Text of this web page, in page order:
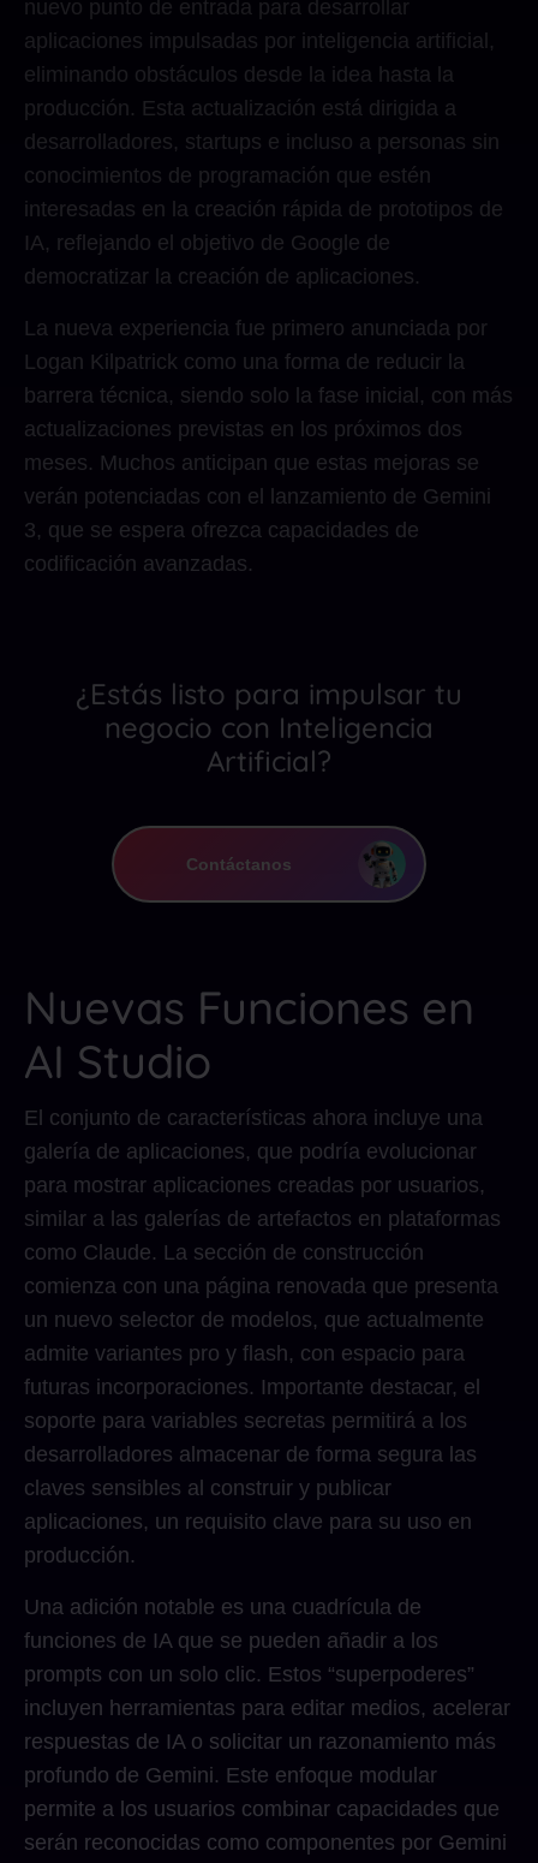
nuevo punto de entrada para desarrollar
aplicaciones impulsadas por inteligencia artificial,
eliminando obstáculos desde la idea hasta la
producción. Esta actualización está dirigida a
desarrolladores, startups e incluso a personas sin
conocimientos de programación que estén
interesadas en la creación rápida de prototipos de
IA, reflejando el objetivo de Google de
democratizar la creación de aplicaciones.
La nueva experiencia fue primero anunciada por
Logan Kilpatrick como una forma de reducir la
barrera técnica, siendo solo la fase inicial, con más
actualizaciones previstas en los próximos dos
meses. Muchos anticipan que estas mejoras se
verán potenciadas con el lanzamiento de Gemini
3, que se espera ofrezca capacidades de
codificación avanzadas.
¿Estás listo para impulsar tu
negocio con Inteligencia
Artificial?
Contáctanos
Nuevas Funciones en
AI Studio
El conjunto de características ahora incluye una
galería de aplicaciones, que podría evolucionar
para mostrar aplicaciones creadas por usuarios,
similar a las galerías de artefactos en plataformas
como Claude. La sección de construcción
comienza con una página renovada que presenta
un nuevo selector de modelos, que actualmente
admite variantes pro y flash, con espacio para
futuras incorporaciones. Importante destacar, el
soporte para variables secretas permitirá a los
desarrolladores almacenar de forma segura las
claves sensibles al construir y publicar
aplicaciones, un requisito clave para su uso en
producción.
Una adición notable es una cuadrícula de
funciones de IA que se pueden añadir a los
prompts con un solo clic. Estos “superpoderes”
incluyen herramientas para editar medios, acelerar
respuestas de IA o solicitar un razonamiento más
profundo de Gemini. Este enfoque modular
permite a los usuarios combinar capacidades que
serán reconocidas como componentes por Gemini